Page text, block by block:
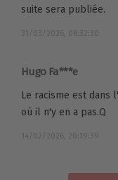
suite sera publiée.
31/03/2026, 08:32:30
Hugo Fa***e
Le racisme est dans
où il n'y en a pas.Q
14/02/2026, 20:19:39